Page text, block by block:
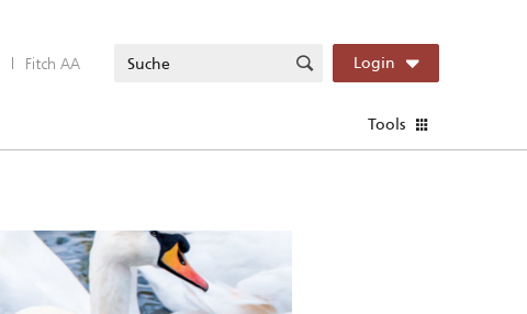
| Fitch AA Login
Tools